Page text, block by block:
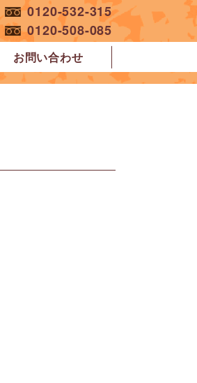
0120-532-315
0120-508-085
お問い合わせ